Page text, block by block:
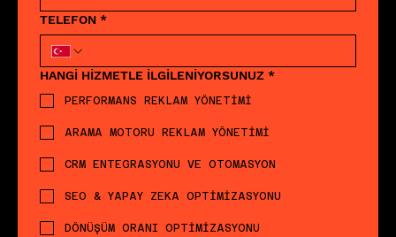
TELEFON *
HANGİ HİZMETLE İLGİLENİYORSUNUZ *
PERFORMANS REKLAM YÖNETİMİ
ARAMA MOTORU REKLAM YÖNETİMİ
CRM ENTEGRASYONU VE OTOMASYON
SEO & YAPAY ZEKA OPTİMİZASYONU
DÖNÜŞÜM ORANI OPTİMİZASYONU